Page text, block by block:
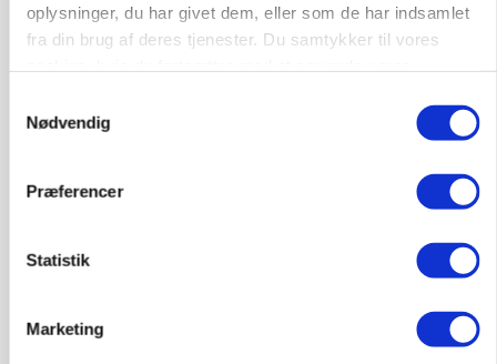
oplysninger, du har givet dem, eller som de har indsamlet
fra din brug af deres tjenester. Du samtykker til vores
Nødvendig
Præferencer
Statistik
Marketing
GRISE
Rådgiver om DB-Tjek: Små justeringer kan give